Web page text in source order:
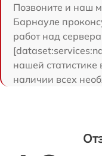
Позвоните и наш
Барнауле
работ над
нашей
наличии всех